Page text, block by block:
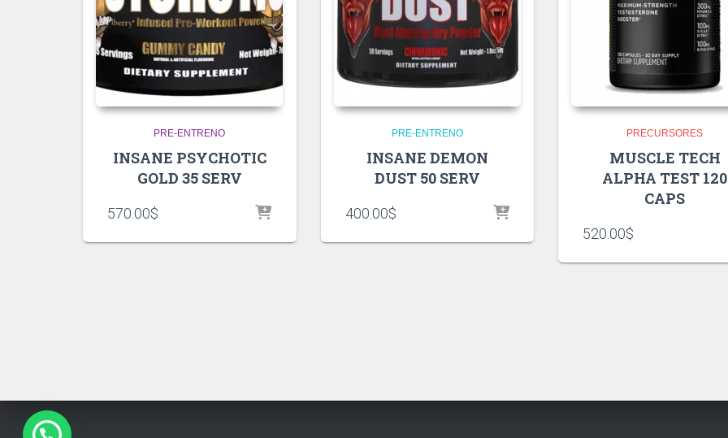
PRE-ENTRENO
INSANE PSYCHOTIC
GOLD 35 SERV
570.00$
PRE-ENTRENO
INSANE DEMON
DUST 50 SERV
400.00$
PRECURSORES
MUSCLE TECH
ALPHA TEST 120
CAPS
520.00$